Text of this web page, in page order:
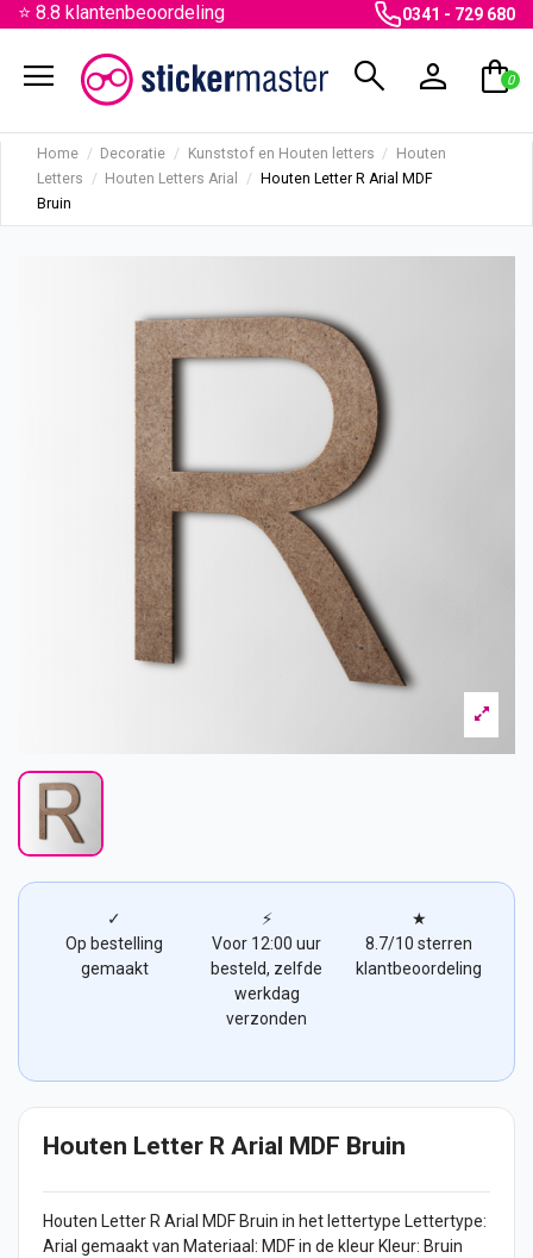
⭐ 8.8 klantenbeoordeling 0341 - 729 680
menu search person shopping_bag
0
Home Decoratie Kunststof en Houten letters
Houten
Letters
Houten Letters Arial
Houten Letter R Arial MDF
Bruin
✓
Op bestelling
gemaakt
⚡
Voor 12:00 uur
besteld, zelfde
werkdag
verzonden
★
8.7/10 sterren
klantbeoordeling
Houten Letter R Arial MDF Bruin
Houten Letter R Arial MDF Bruin in het lettertype Lettertype:
Arial gemaakt van Materiaal: MDF in de kleur Kleur: Bruin